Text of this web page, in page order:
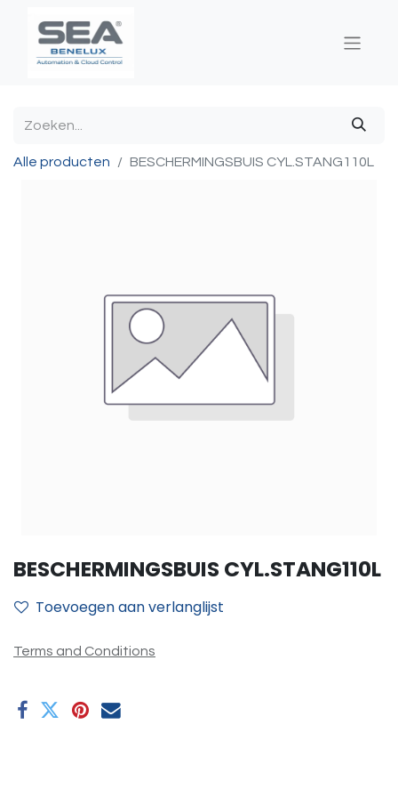
Alle producten BESCHERMINGSBUIS CYL.STANG110L
BESCHERMINGSBUIS CYL.STANG110L
Toevoegen aan verlanglijst
Terms and Conditions